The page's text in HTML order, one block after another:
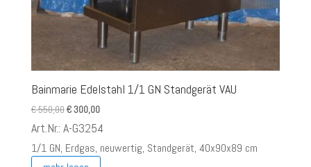
Bainmarie Edelstahl 1/1 GN Standgerät VAU
€550,00Ursprünglicher
Preis
€ 550,00
€300,00Aktueller
Preis
€ 300,00.
Art.Nr.: A-G3254
1/1 GN, Erdgas, neuwertig, Standgerät, 40x90x89 cm